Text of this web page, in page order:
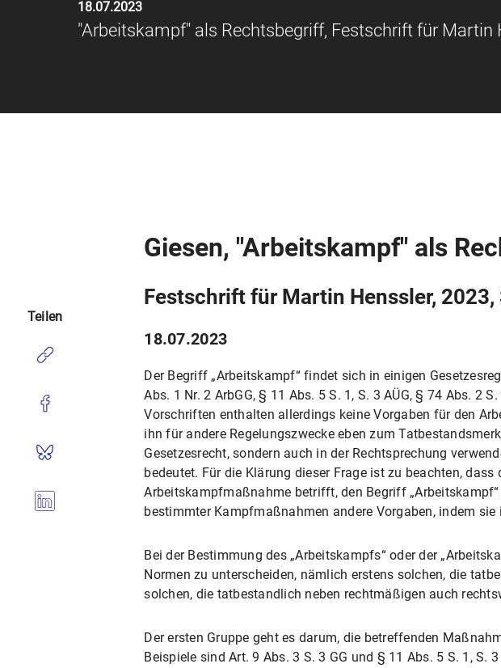
18.07.2023
"Arbeitskampf" als Rechtsbegriff, Festschrift für Martin
Giesen, "Arbeitskampf" als
Festschrift für Martin Henssler, 2023,
18.07.2023
Der Begriff „Arbeitskampf“ findet sich in einigen
Abs. 1 Nr. 2 ArbGG, § 11 Abs. 5 S. 1, S. 3 AÜG, § 74 Abs. 2
Vorschriften enthalten allerdings keine Vorgaben für den
ihn für andere Regelungszwecke eben zum
Gesetzesrecht, sondern auch in der Rechtsprechung
bedeutet. Für die Klärung dieser Frage ist zu beachten,
Arbeitskampfmaßnahme betrifft, den Begriff
bestimmter Kampfmaßnahmen andere Vorgaben, indem
Bei der Bestimmung des „Arbeitskampfs“ oder der
Normen zu unterscheiden, nämlich erstens solchen, die
solchen, die tatbestandlich neben rechtmäßigen auch
Der ersten Gruppe geht es darum, die betreffenden
Beispiele sind Art. 9 Abs. 3 S. 3 GG und § 11 Abs. 5 S. 1,
Teilen